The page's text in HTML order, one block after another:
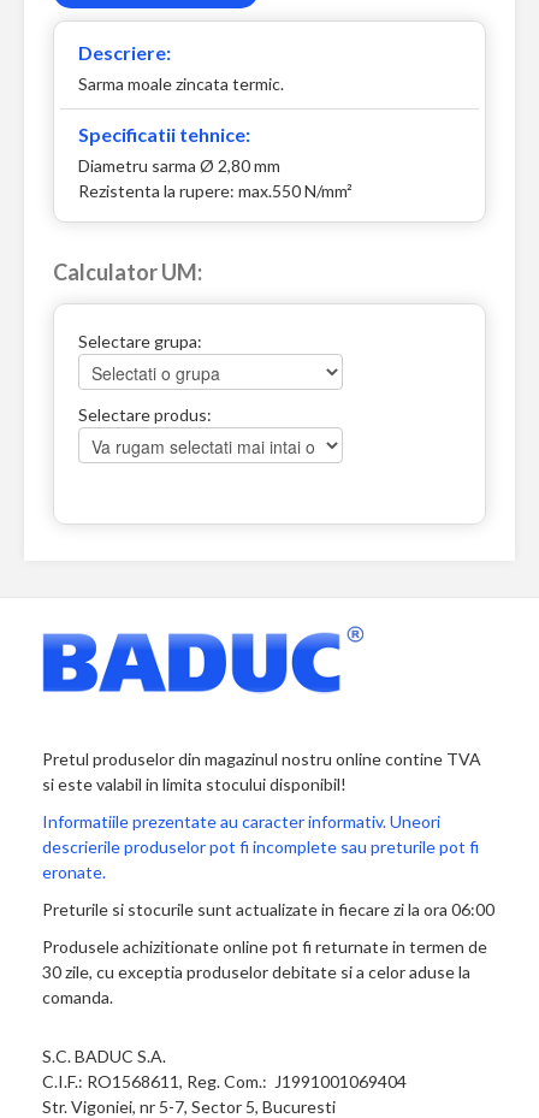
Descriere:
Sarma moale zincata termic.
Specificatii tehnice:
Diametru sarma Ø 2,80 mm
Rezistenta la rupere: max.550 N/mm²
Calculator UM:
Selectare grupa:
Selectare produs:
Pretul produselor din magazinul nostru online contine TVA
si este valabil in limita stocului disponibil!
Informatiile prezentate au caracter informativ. Uneori
descrierile produselor pot fi incomplete sau preturile pot fi
eronate.
Preturile si stocurile sunt actualizate in fiecare zi la ora 06:00
Produsele achizitionate online pot fi returnate in termen de
30 zile, cu exceptia produselor debitate si a celor aduse la
comanda.
S.C. BADUC S.A.
C.I.F.: RO1568611, Reg. Com.: J1991001069404
Str. Vigoniei, nr 5-7, Sector 5, Bucuresti